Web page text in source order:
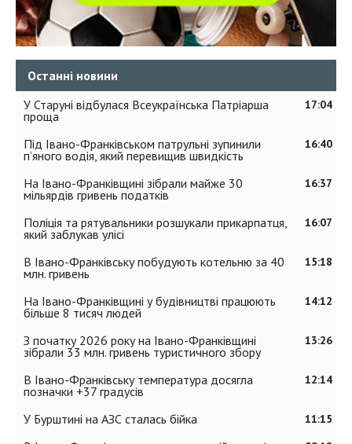
Останні новини
17:04
У Старуні відбулася Всеукраїнська Патріарша
проща
16:40
Під Івано-Франківськом патрульні зупинили
п’яного водія, який перевищив швидкість
16:37
На Івано-Франківщині зібрали майже 30
мільярдів гривень податків
16:07
Поліція та рятувальники розшукали прикарпатця,
який заблукав улісі
15:18
В Івано-Франківську побудують котельню за 40
млн. гривень
14:12
На Івано-Франківщині у будівництві працюють
більше 8 тисяч людей
13:26
З початку 2026 року на Івано-Франківщині
зібрали 33 млн. гривень туристичного збору
12:14
В Івано-Франківську температура досягла
позначки +37 градусів
11:15
У Бурштині на АЗС сталась бійка